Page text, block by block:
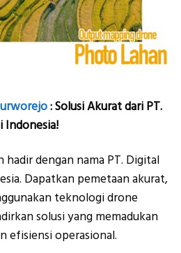
: Solusi Akurat dari PT.
Indonesia!
hadir dengan nama PT. Digital
Dapatkan pemetaan akurat,
teknologi drone
solusi yang memadukan
efisiensi operasional.